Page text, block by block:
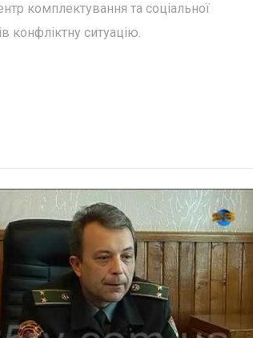
комплектування та соціальної
конфліктну ситуацію.